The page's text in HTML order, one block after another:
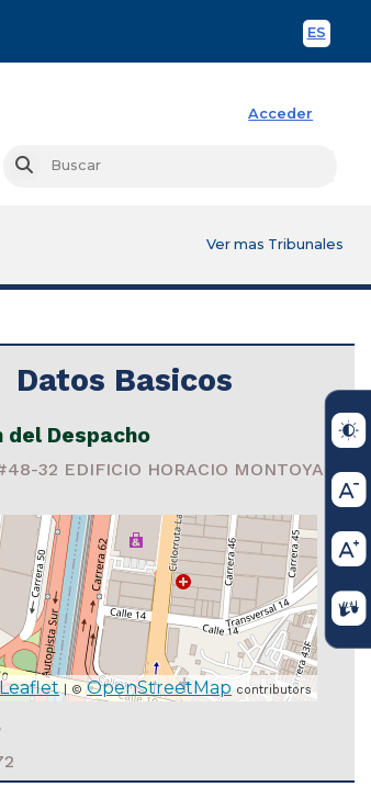
ES
Acceder
Buscar
Ver mas Tribunales
16 de abril de 2024 La Sala Civil del Tribunal
interesados, en desempeñar en
Datos Basicos
del Despacho
32 EDIFICIO HORACIO MONTOYA
Leaflet| ©OpenStreetMap contributors